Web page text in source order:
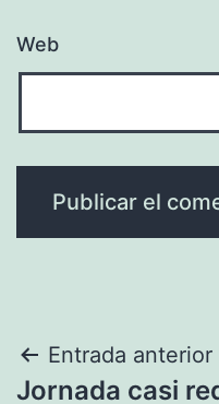
Web
Navegación
Entrada anterior
Jornada casi